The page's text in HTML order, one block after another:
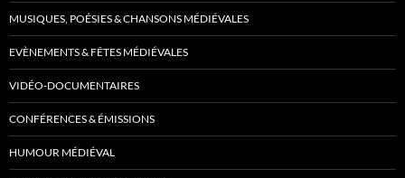
MUSIQUES, POÉSIES & CHANSONS MÉDIÉVALES
EVÈNEMENTS & FÊTES MÉDIÉVALES
VIDÉO-DOCUMENTAIRES
CONFÉRENCES & ÉMISSIONS
HUMOUR MÉDIÉVAL